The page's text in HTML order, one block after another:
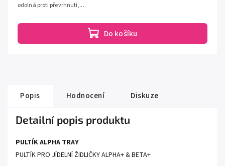
Do košíku
odolná proti převrhnutí,...
Popis Hodnocení Diskuze
Detailní popis produktu
PULTÍK ALPHA TRAY
PULTÍK PRO JÍDELNÍ ŽIDLIČKY ALPHA+ & BETA+